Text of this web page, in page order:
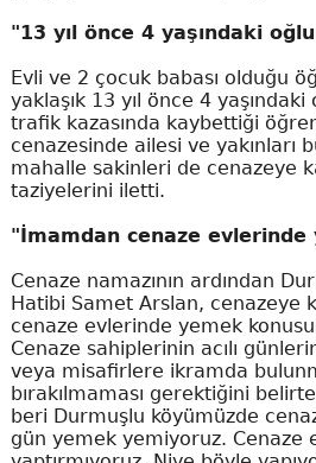
"13 yıl önce 4 yaşındaki
Evli ve 2 çocuk babası olduğu
yaklaşık 13 yıl önce 4
trafik kazasında kaybettiği
cenazesinde ailesi ve yakınları
mahalle sakinleri de cenazeye
taziyelerini iletti.
"İmamdan cenaze evlerinde
Cenaze namazının ardından
Hatibi Samet Arslan, cenazeye
cenaze evlerinde yemek
Cenaze sahiplerinin acılı
veya misafirlere ikramda
bırakılmaması gerektiğini
beri Durmuşlu köyümüzde
gün yemek yemiyoruz. Cenaze